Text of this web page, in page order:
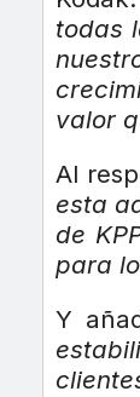
todas
valor
Al
esta
de
para
Y